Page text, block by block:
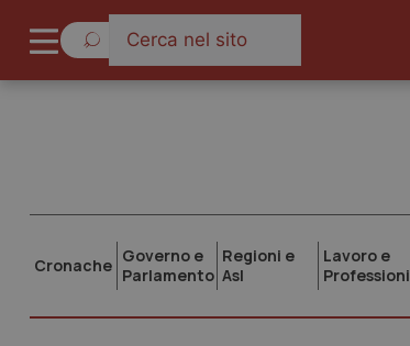
Cronache Governo e
Parlamento
Regioni e
Asl
Lavoro e
Professioni